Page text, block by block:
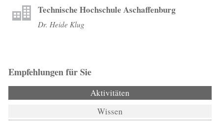
Technische Hochschule Aschaffenburg
Dr. Heide Klug
Empfehlungen für Sie
Aktivitäten
Wissen